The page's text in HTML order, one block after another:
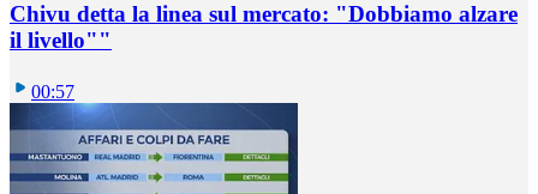
Chivu detta la linea sul mercato: "Dobbiamo alzare
il livello""
00:57